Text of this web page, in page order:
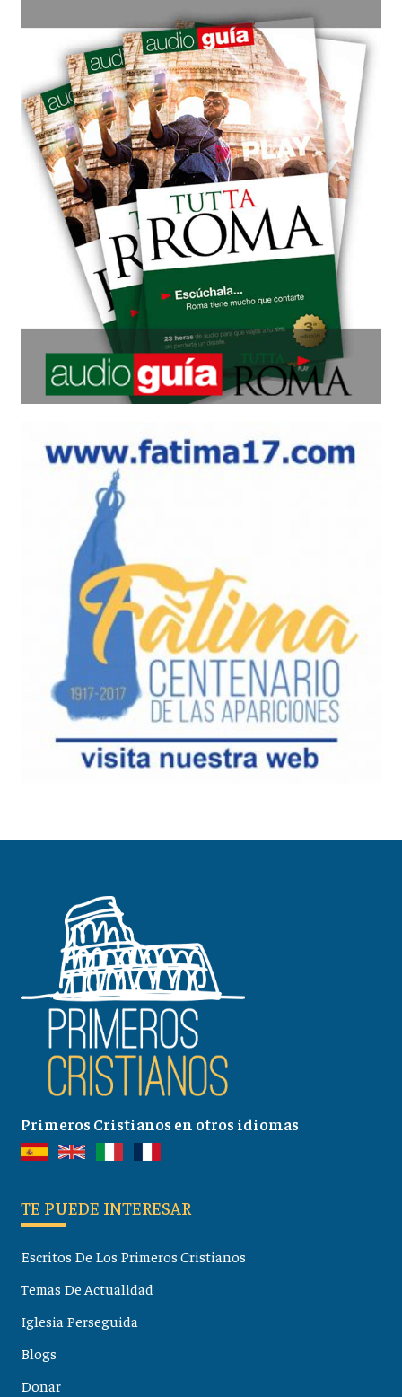
Primeros Cristianos en otros idiomas
TE PUEDE INTERESAR
Escritos De Los Primeros Cristianos
Temas De Actualidad
Iglesia Perseguida
Blogs
Donar